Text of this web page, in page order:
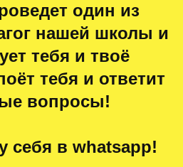
один из
нашей школы и
тебя и твоё
тебя и ответит
вопросы!
себя в whatsapp!